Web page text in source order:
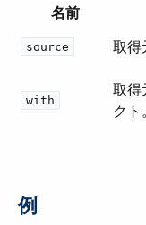
名前
source 取得
with
取得
クト。
例